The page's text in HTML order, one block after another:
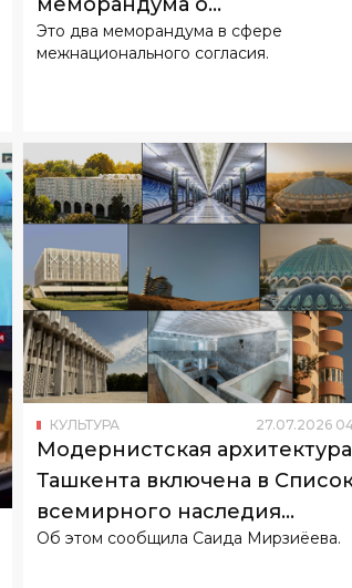
КУЛЬТУРА 27.07.2026 04
Модернистская архитектура
Ташкента включена в Список
всемирного наследия
ЮНЕСКО
Об этом сообщила Саида Мирзиёева.